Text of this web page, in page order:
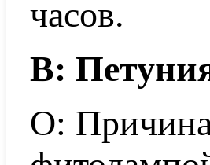
часов.
В:
О: Причина